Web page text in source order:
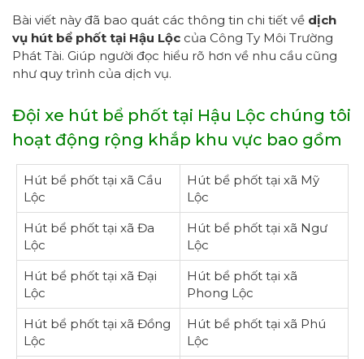
Bài viết này đã bao quát các thông tin chi tiết về dịch
vụ hút bể phốt tại Hậu Lộc của Công Ty Môi Trường
Phát Tài. Giúp người đọc hiểu rõ hơn về nhu cầu cũng
như quy trình của dịch vụ.
Đội xe hút bể phốt tại Hậu Lộc chúng tôi
hoạt động rộng khắp khu vực bao gồm
Hút bể phốt tại xã Cầu
Lộc
Hút bể phốt tại xã Mỹ
Lộc
Hút bể phốt tại xã Đa
Lộc
Hút bể phốt tại xã Ngư
Lộc
Hút bể phốt tại xã Đại
Lộc
Hút bể phốt tại xã
Phong Lộc
Hút bể phốt tại xã Đồng
Lộc
Hút bể phốt tại xã Phú
Lộc